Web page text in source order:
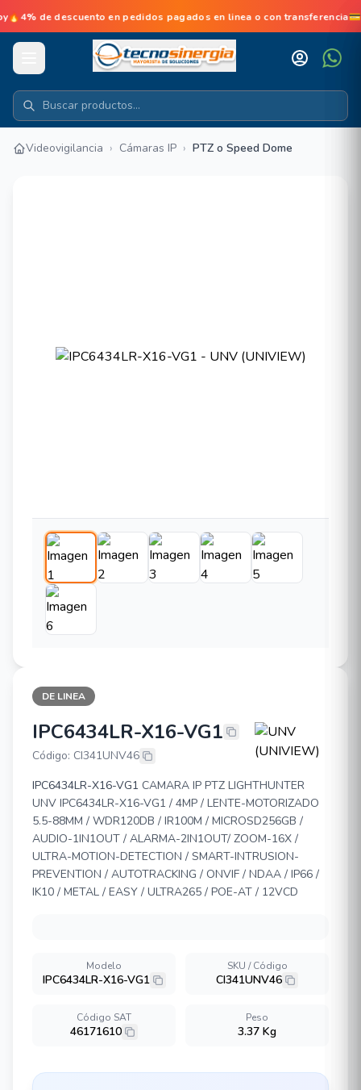
de descuento en pedidos pagados en linea o con
Videovigilancia › Cámaras IP › PTZ o Speed Dome
DE LINEA
UNV (UNIVIEW) IPC6434LR-X16-
IPC6434LR-X16-VG1
Código: CI341UNV46
IPC6434LR-X16-VG1 CAMARA IP PTZ LIGHTHUNTER
UNV IPC6434LR-X16-VG1 / 4MP / LENTE-MOTORIZADO
5.5-88MM / WDR120DB / IR100M / MICROSD256GB /
AUDIO-1IN1OUT / ALARMA-2IN1OUT/ ZOOM-16X /
ULTRA-MOTION-DETECTION / SMART-INTRUSION-
PREVENTION / AUTOTRACKING / ONVIF / NDAA / IP66 /
IK10 / METAL / EASY / ULTRA265 / POE-AT / 12VCD
Modelo
IPC6434LR-X16-VG1
SKU / Código
CI341UNV46
Código SAT
46171610
Peso
3.37 Kg